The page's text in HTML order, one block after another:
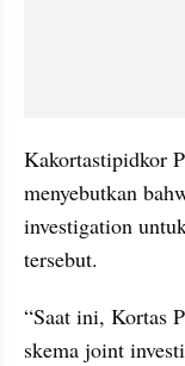
Kakortastipidkor
menyebutkan
investigation
tersebut.
“Saat ini, Kortas
skema joint